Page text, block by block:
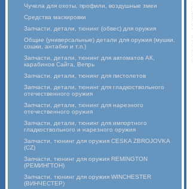
Чучела для охоты, профили, воздушные змеи
Средства маскировки
Запчасти, детали, тюнинг (обвес) для оружия
Общие (универсальные) детали для оружия (мушки,
сошки, антабки и т.п.)
Запчасти, детали, тюнинг для автоматов АК,
карабинов Сайга, Вепрь
Запчасти, детали, тюнинг для пистолетов
Запчасти, детали, тюнинг для гладкоствольного
отечественного оружия
Запчасти, детали, тюнинг для нарезного
отечественного оружия
Запчасти, детали, тюнинг для импортного
гладкоствольного и нарезного оружия
Запчасти, тюнинг для оружия CESKA ZBROJOVKA
(CZ)
Запчасти, тюнинг для оружия REMINGTON
(РЕМИНГТОН)
Запчасти, тюнинг для оружия WINCHESTER
(ВИНЧЕСТЕР)